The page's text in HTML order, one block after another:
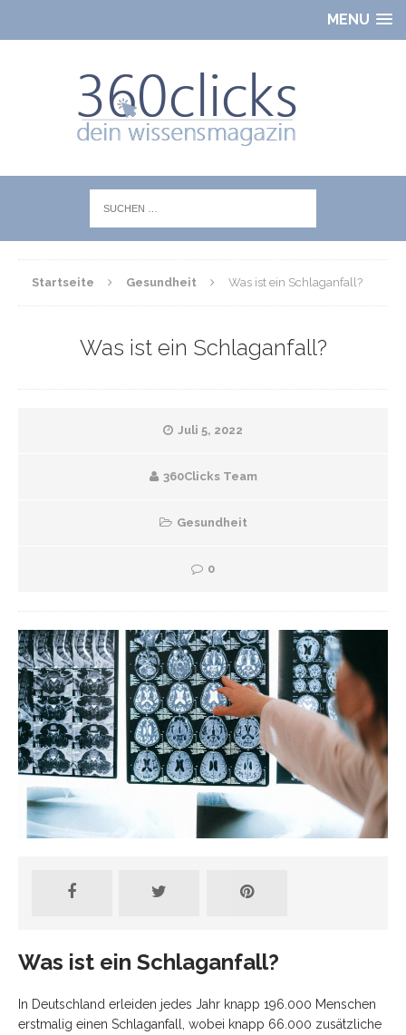
MENU
Startseite Gesundheit Was ist ein Schlaganfall?
Was ist ein Schlaganfall?
Juli 5, 2022
360Clicks Team
Gesundheit
0
Was ist ein Schlaganfall?
In Deutschland erleiden jedes Jahr knapp 196.000 Menschen
erstmalig einen Schlaganfall, wobei knapp 66.000 zusätzliche